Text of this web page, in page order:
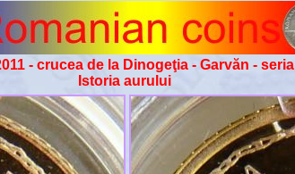
- crucea de la Dinogeţia - Garvăn - seria
Istoria aurului